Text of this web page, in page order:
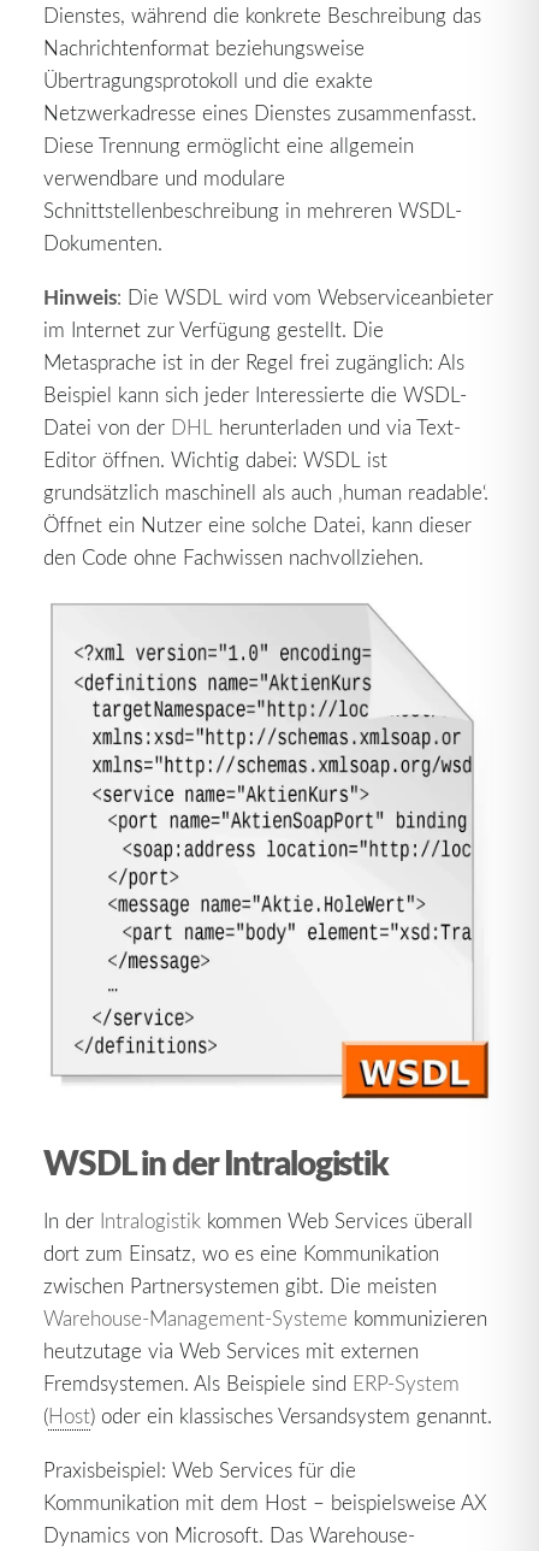
Dienstes, während die konkrete Beschreibung das
Nachrichtenformat beziehungsweise
Übertragungsprotokoll und die exakte
Netzwerkadresse eines Dienstes zusammenfasst.
Diese Trennung ermöglicht eine allgemein
verwendbare und modulare
Schnittstellenbeschreibung in mehreren WSDL-
Dokumenten.
Hinweis: Die WSDL wird vom Webserviceanbieter
im Internet zur Verfügung gestellt. Die
Metasprache ist in der Regel frei zugänglich: Als
Beispiel kann sich jeder Interessierte die WSDL-
Datei von der DHL herunterladen und via Text-
Editor öffnen. Wichtig dabei: WSDL ist
grundsätzlich maschinell als auch ‚human readable‘.
Öffnet ein Nutzer eine solche Datei, kann dieser
den Code ohne Fachwissen nachvollziehen.
WSDL in der Intralogistik
In der Intralogistik kommen Web Services überall
dort zum Einsatz, wo es eine Kommunikation
zwischen Partnersystemen gibt. Die meisten
Warehouse-Management-Systeme kommunizieren
heutzutage via Web Services mit externen
Fremdsystemen. Als Beispiele sind ERP-System
(Host) oder ein klassisches Versandsystem genannt.
Praxisbeispiel: Web Services für die
Kommunikation mit dem Host – beispielsweise AX
Dynamics von Microsoft. Das Warehouse-